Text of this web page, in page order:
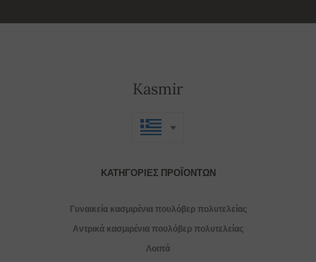
Kasmir
ΚΑΤΗΓΟΡΊΕΣ ΠΡΟΪΌΝΤΩΝ
Γυναικεία κασμιρένια πουλόβερ πολυτελείας
Αντρικά κασμιρένια πουλόβερ πολυτελείας
Λοιπά